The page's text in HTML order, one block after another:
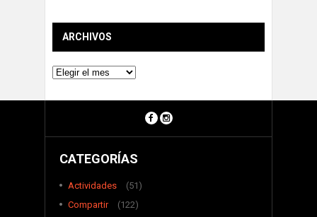
ARCHIVOS
Archivos
CATEGORÍAS
Actividades
(51)
Compartir
(122)